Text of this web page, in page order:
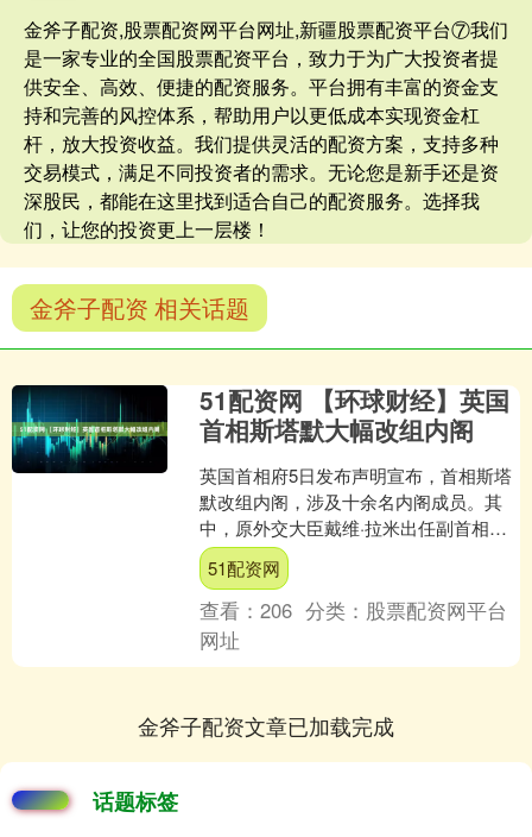
金斧子配资,股票配资网平台网址,新疆股票配资平台⑦我们
是一家专业的全国股票配资平台，致力于为广大投资者提
供安全、高效、便捷的配资服务。平台拥有丰富的资金支
持和完善的风控体系，帮助用户以更低成本实现资金杠
杆，放大投资收益。我们提供灵活的配资方案，支持多种
交易模式，满足不同投资者的需求。无论您是新手还是资
深股民，都能在这里找到适合自己的配资服务。选择我
们，让您的投资更上一层楼！
金斧子配资 相关话题
51配资网 【环球财经】英国
首相斯塔默大幅改组内阁
英国首相府5日发布声明宣布，首相斯塔
默改组内阁，涉及十余名内阁成员。其
中，原外交大臣戴维·拉米出任副首相，
接替因财务问题辞职的安杰拉·雷纳。 声
明说，改组已获英....
51配资网
查看：206 分类： 股票配资网平台
网址
金斧子配资文章已加载完成
话题标签